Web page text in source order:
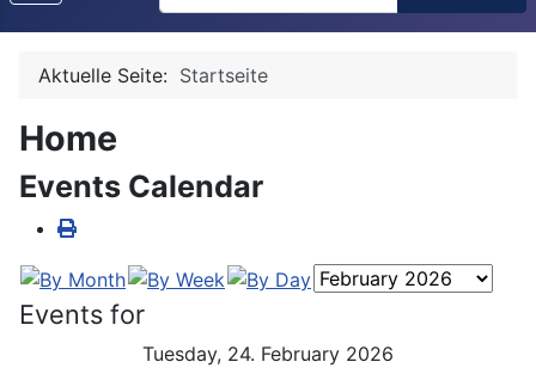
Type 2 or more characters for results.
Aktuelle Seite: Startseite
Home
Events Calendar
Events for
Tuesday, 24. February 2026